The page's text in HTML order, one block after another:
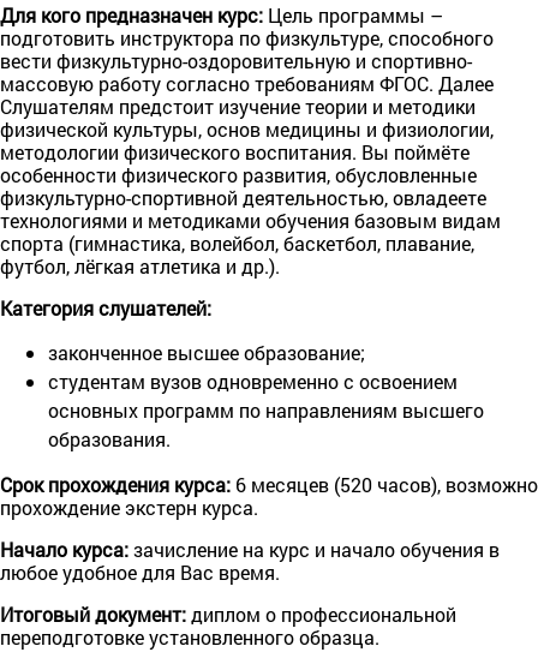
Для кого предназначен курс: Цель программы –
подготовить инструктора по физкультуре, способного
вести физкультурно-оздоровительную и спортивно-
массовую работу согласно требованиям ФГОС. Далее
Слушателям предстоит изучение теории и методики
физической культуры, основ медицины и физиологии,
методологии физического воспитания. Вы поймёте
особенности физического развития, обусловленные
физкультурно-спортивной деятельностью, овладеете
технологиями и методиками обучения базовым видам
спорта (гимнастика, волейбол, баскетбол, плавание,
футбол, лёгкая атлетика и др.).
Категория слушателей:
законченное высшее образование;
студентам вузов одновременно с освоением
основных программ по направлениям высшего
образования.
Срок прохождения курса: 6 месяцев (520 часов), возможно
прохождение экстерн курса.
Начало курса:зачисление на курс и начало обучения в
любое удобное для Вас время.
Итоговый документ:диплом о профессиональной
переподготовке установленного образца.